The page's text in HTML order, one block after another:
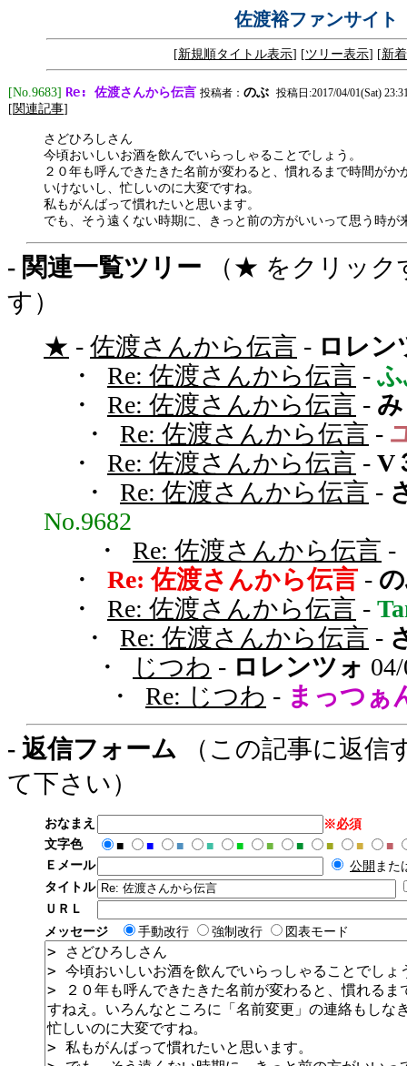
佐渡裕ファンサイト
[新規順タイトル表示] [ツリー表示] [新
[No.9683] Re: 佐渡さんから伝言 投稿者： のぶ 投稿日:2017/04/01(Sat)
[関連記事]
さどひろしさん
今頃おいしいお酒を飲んでいらっしゃることでしょう。
２０年も呼んできたきた名前が変わると、慣れるまで時間が
いけないし、忙しいのに大変ですね。
私もがんばって慣れたいと思います。
でも、そう遠くない時期に、きっと前の方がいいって思う時が
- 関連一覧ツリー （★ をクリック
す）
★ - 佐渡さんから伝言 - ロレン
・ Re: 佐渡さんから伝言 -
・ Re: 佐渡さんから伝言 -
・ Re: 佐渡さんから伝言 -
・ Re: 佐渡さんから伝言 - V
・ Re: 佐渡さんから伝言 -
No.9682
・ Re: 佐渡さんから伝言 -
・ Re: 佐渡さんから伝言 -
・ Re: 佐渡さんから伝言 -
・ Re: 佐渡さんから伝言 -
・
じつわ - ロレンツォ
・ Re: じつわ - まっつぁ
- 返信フォーム （この記事に返信
て下さい）
おなまえ
※必須
文字色
■ ■ ■ ■ ■ ■ ■ ■ ■
■
Ｅメール
公開 ま
タイトル
ＵＲＬ
メッセージ
手動改行 強制改行 図表モード